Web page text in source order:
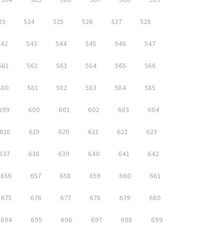
524 525 526 527 528
543 544 545 546 547
562 563 564 565 566
581 582 583 584 585
600 601 602 603 604
619 620 621 622 623
638 639 640 641 642
656 657 658 659 660 661
675 676 677 678 679 680
694 695 696 697 698 699